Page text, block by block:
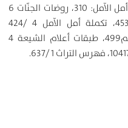
1ـ اُنظر: رياض العلماء 5 /49، تعليقة أمل الآمل: 310، روضات الجنّات 6
/294 رقم586، طرائف المقال 2 /453، تكملة أمل الآمل 4 /424
رقم1940، أعيان الشيعة 9 /203 رقم499، طبقات أعلام الشيعة 4